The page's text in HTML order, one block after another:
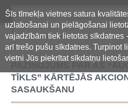
Šīs tīmekļa vietnes satura
uzlabošanai un pielāgošanai
vajadzībām tiek lietotas sīkdatnes
arī trešo pušu sīkdatnes. Turpinot
vietni Jūs piekrītat sīkdatņu
Oficiālā regulētās
centralizētā glabāšanas
PAZIŅOJUMS PAR AS
TĪKLS” KĀRTĒJĀS
SASAUKŠANU